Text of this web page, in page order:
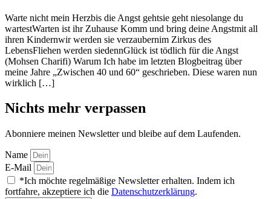
Warte nicht mein Herzbis die Angst gehtsie geht niesolange du
wartestWarten ist ihr Zuhause Komm und bring deine Angstmit all
ihren Kindernwir werden sie verzaubernim Zirkus des
LebensFliehen werden siedennGlück ist tödlich für die Angst
(Mohsen Charifi) Warum Ich habe im letzten Blogbeitrag über
meine Jahre „Zwischen 40 und 60“ geschrieben. Diese waren nun
wirklich […]
Nichts mehr verpassen
Abonniere meinen Newsletter und bleibe auf dem Laufenden.
Name
E-Mail
*Ich möchte regelmäßige Newsletter erhalten. Indem ich
fortfahre, akzeptiere ich die Datenschutzerklärung.